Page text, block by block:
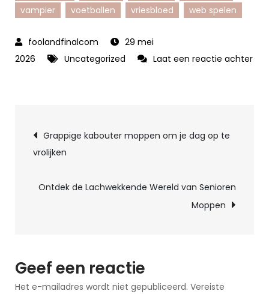
vampier
voetballen vriesbloed web spelen
29 mei
2026
Uncategorized
Laat een reactie achter
MoppenBerichtnavigatie
Grappige kabouter moppen om je dag op te
vrolijken
Ontdek de Lachwekkende Wereld van Senioren
Moppen
Geef een reactie
Het e-mailadres wordt niet gepubliceerd. Vereiste